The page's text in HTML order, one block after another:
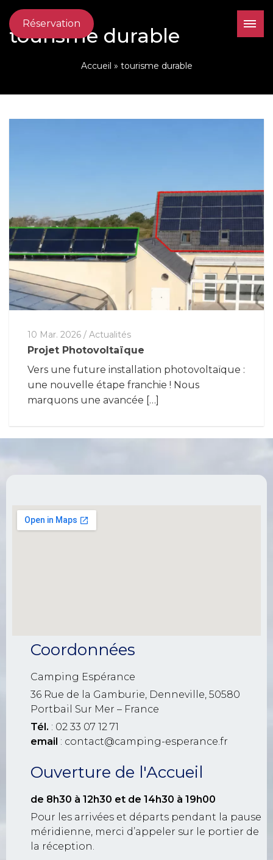
Réservation
tourisme durable
Accueil » tourisme durable
10 Mar. 2026 / Actualités
Projet Photovoltaïque
Vers une future installation photovoltaïque :
une nouvelle étape franchie ! Nous
marquons une avancée […]
Coordonnées
Camping Espérance
36 Rue de la Gamburie, Denneville, 50580
Portbail Sur Mer – France
Tél. : 02 33 07 12 71
email : contact@camping-esperance.fr
Ouverture de l'Accueil
de 8h30 à 12h30 et de 14h30 à 19h00
Pour les arrivées et départs pendant la pause
méridienne, merci d’appeler sur le portier de
la réception.